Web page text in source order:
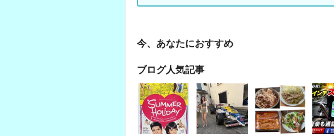
今、あなたにおすすめ
ブログ人気記事